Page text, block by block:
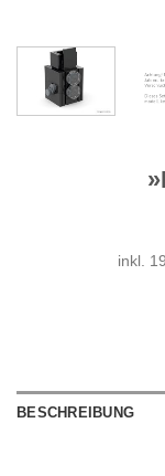
inkl.
BESCHREIBUNG